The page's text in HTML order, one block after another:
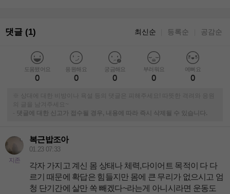
댓글 (1) 최신순 등록순 공감순
도움됐어요
0
응원해요
0
궁금해요
0
부러워요
0
예뻐요
0
※ 상대에 대한 비방이나 욕설 등의 댓글은 피해주세요! 따뜻한 격려와 응원
의 글을 남겨주세요~
-
댓글에 대한 신고가 접수될 경우, 내용에 따라 즉시 삭제될 수 있습니다.
지존
복근밥조아
01.23 07:33
각자 가지고 계신 몸 상태나 체력,다이어트 목적이 다 다
르기 때문에 확답은 힘들지만 몸에 큰 무리가 없으시고 엄
청 단기간에 살만 쏙 빼겠다~라는게 아니시라면 운동도